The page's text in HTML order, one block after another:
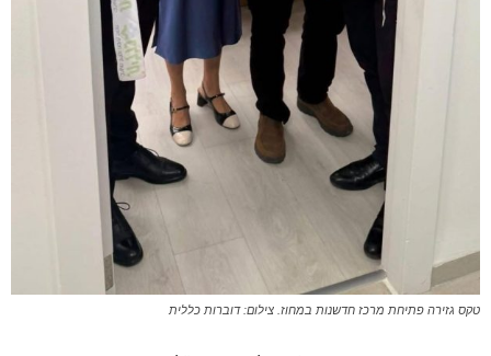
טקס גזירה פתיחת מרכז חדשנות במחוז. צילום: דוברות כללית